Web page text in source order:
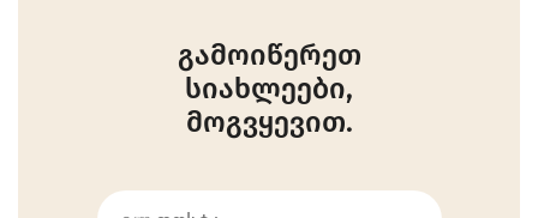
გამოიწერეთ
სიახლეები,
მოგვყევით.